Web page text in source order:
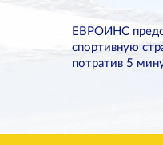
ЕВРОИНС
спортивную
потратив 5